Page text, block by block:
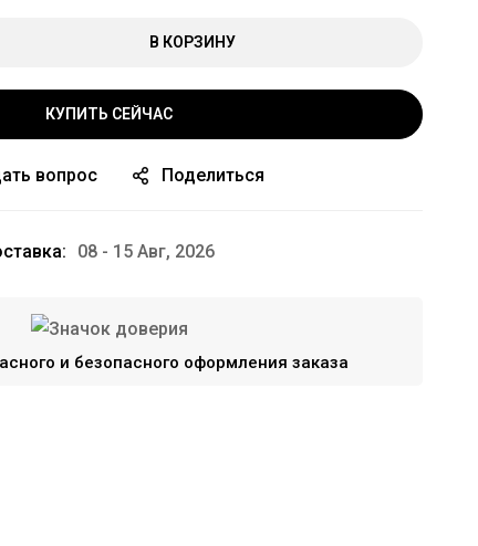
В КОРЗИНУ
КУПИТЬ СЕЙЧАС
вопрос Поделиться
08 - 15 Авг, 2026
и безопасного оформления заказа